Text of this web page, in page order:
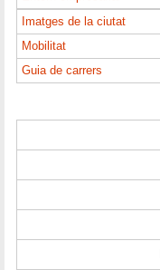
Imatges de la ciutat
Mobilitat
Guia de carrers